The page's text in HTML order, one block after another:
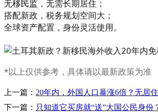
无移民监 ，无需长期居住；
搭配新政，税务规划空间大；
全球资产配置，身份灵活使用。
*以上仅供参考，具体请以最新政策为准
上一篇： 20年内，外国人口暴涨6倍？无居
下一篇： 只知道它买房就“送”大国公民身